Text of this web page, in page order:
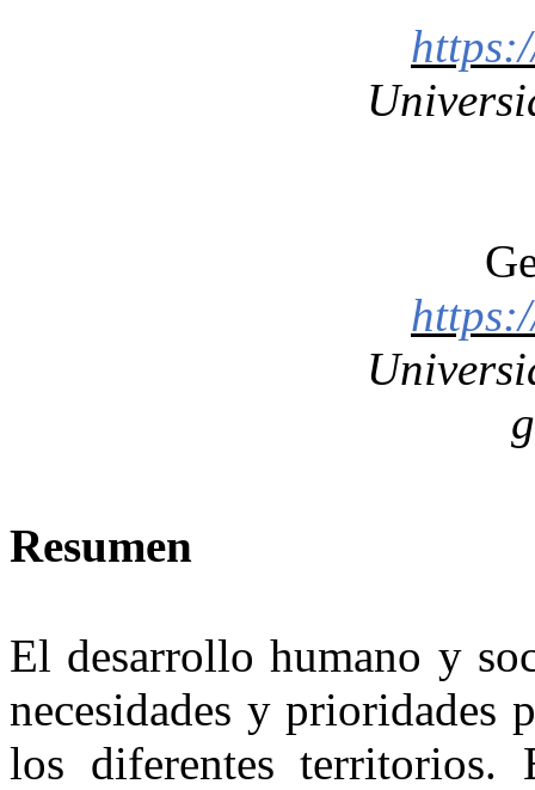
Resumen
El desarrollo humano y
necesidades y prioridades
los diferentes